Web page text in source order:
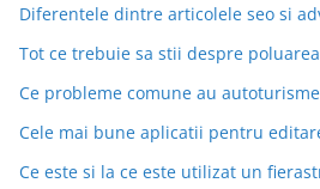
Diferentele dintre articolele seo si
Tot ce trebuie sa stii despre
Ce probleme comune au
Cele mai bune aplicatii pentru
Ce este si la ce este utilizat un